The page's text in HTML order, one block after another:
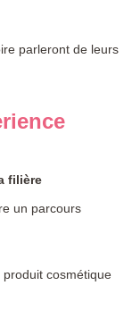
parleront de leurs
filière
un parcours
produit cosmétique